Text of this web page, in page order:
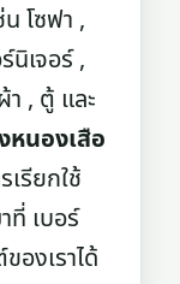
โซฟา ,
นิเจอร์ ,
า , ตู้ และ
นองเสือ
รียกใช้
ที่ เบอร์
องเราได้